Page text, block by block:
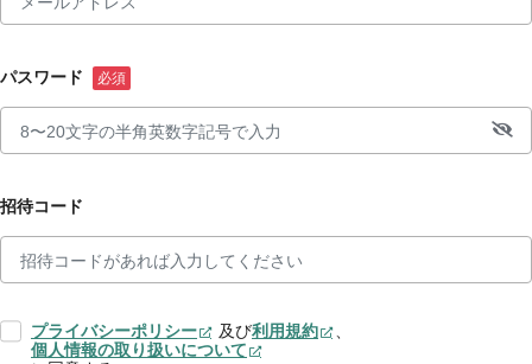
パスワード
招待コード
プライバシーポリシー 及び利用規約
、
個人情報の取り扱いについて